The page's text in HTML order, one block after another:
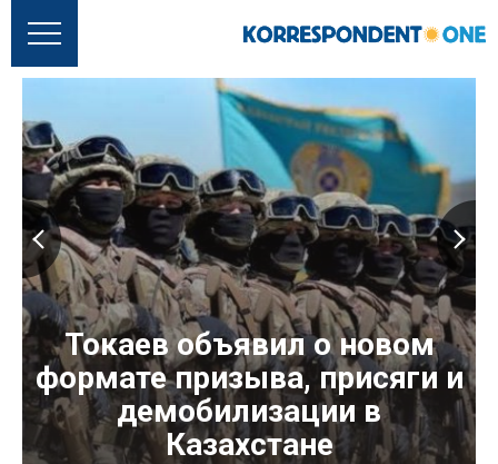
Токаев объявил о новом
формате призыва, присяги и
демобилизации в
Казахстане